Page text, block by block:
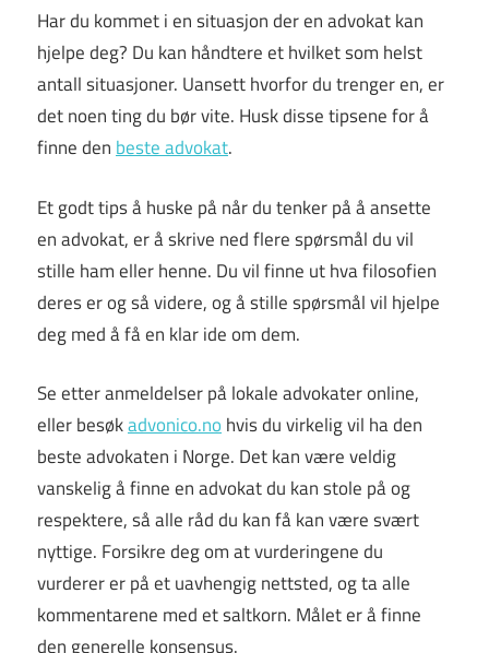
Har du kommet i en situasjon der en advokat kan
hjelpe deg? Du kan håndtere et hvilket som helst
antall situasjoner. Uansett hvorfor du trenger en, er
det noen ting du bør vite. Husk disse tipsene for å
finne denbeste advokat.
Et godt tips å huske på når du tenker på å ansette
en advokat, er å skrive ned flere spørsmål du vil
stille ham eller henne. Du vil finne ut hva filosofien
deres er og så videre, og å stille spørsmål vil hjelpe
deg med å få en klar ide om dem.
Se etter anmeldelser på lokale advokater online,
eller besøkadvonico.nohvis du virkelig vil ha den
beste advokaten i Norge. Det kan være veldig
vanskelig å finne en advokat du kan stole på og
respektere, så alle råd du kan få kan være svært
nyttige. Forsikre deg om at vurderingene du
vurderer er på et uavhengig nettsted, og ta alle
kommentarene med et saltkorn. Målet er å finne
den generelle konsensus.